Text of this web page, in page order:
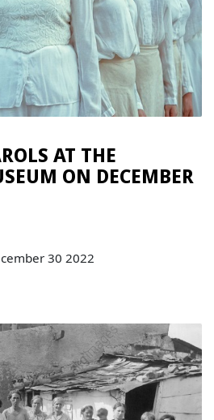
AT THE
ON DECEMBER
30 2022